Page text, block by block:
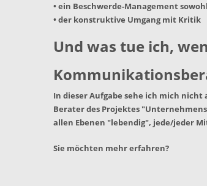
• ein Beschwerde-Management
• der konstruktive Umgang mit Kritik
Und was tue ich,
In dieser Aufgabe sehe ich mich
Berater des Projektes
allen Ebenen "lebendig", jede/jeder
Sie möchten mehr erfahren?